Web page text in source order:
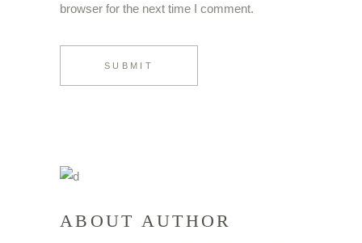
browser for the next time I comment.
SUBMIT
ABOUT AUTHOR